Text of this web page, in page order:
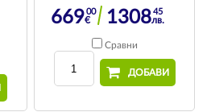
66900
€ 130845
лв.
Сравни
ДОБАВИ